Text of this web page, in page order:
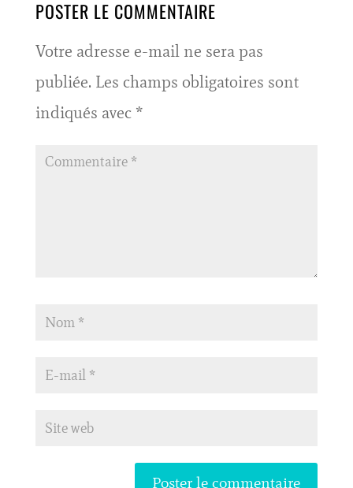
POSTER LE COMMENTAIRE
Votre adresse e-mail ne sera pas
publiée. Les champs obligatoires sont
indiqués avec *